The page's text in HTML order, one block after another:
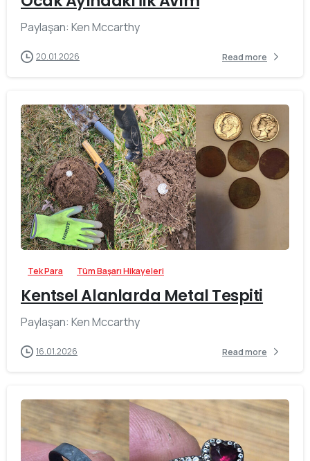
Paylaşan: Ken Mccarthy
20.01.2026 Read more
Tek Para Tüm Başarı Hikayeleri
Kentsel Alanlarda Metal Tespiti
Paylaşan: Ken Mccarthy
16.01.2026 Read more